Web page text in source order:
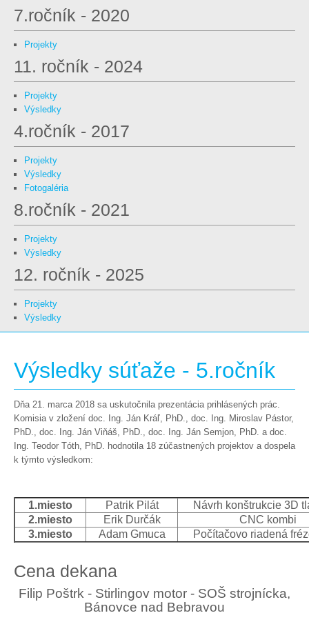
7.ročník - 2020
Projekty
11. ročník - 2024
Projekty
Výsledky
4.ročník - 2017
Projekty
Výsledky
Fotogaléria
8.ročník - 2021
Projekty
Výsledky
12. ročník - 2025
Projekty
Výsledky
Výsledky súťaže - 5.ročník
Dňa 21. marca 2018 sa uskutočnila prezentácia prihlásených prác.
Komisia v zložení doc. Ing. Ján Kráľ, PhD., doc. Ing. Miroslav Pástor,
PhD., doc. Ing. Ján Viňáš, PhD., doc. Ing. Ján Semjon, PhD. a doc.
Ing. Teodor Tóth, PhD. hodnotila 18 zúčastnených projektov a dospela
k týmto výsledkom:
1.miesto Patrik Pilát
Návrh konštrukcie 3D
2.miesto
Erik Durčák
CNC kombi
3.miesto
Adam Gmuca Počítačovo riadená
Cena dekana
Filip Poštrk - Stirlingov motor - SOŠ strojnícka,
Bánovce nad Bebravou